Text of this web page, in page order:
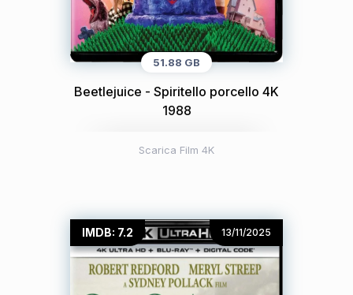
51.88 GB
Beetlejuice - Spiritello porcello 4K
1988
Scarica Film 4K
IMDB: 7.2 13/11/2025